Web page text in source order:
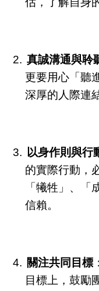
真誠溝通與聆
更要用心「聽
深厚的人際連
以身作則與行
的實際行動，
「犧牲」、
信賴。
關注共同目標
目標上，鼓勵